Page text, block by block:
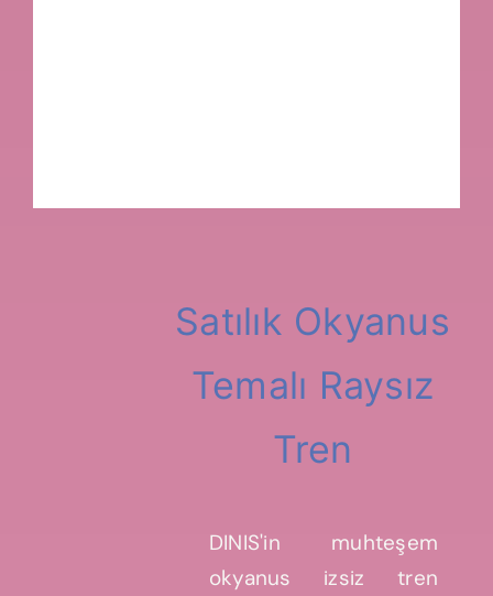
Satılık Okyanus
Temalı Raysız
Tren
DINIS'in muhteşem
okyanus izsiz tren